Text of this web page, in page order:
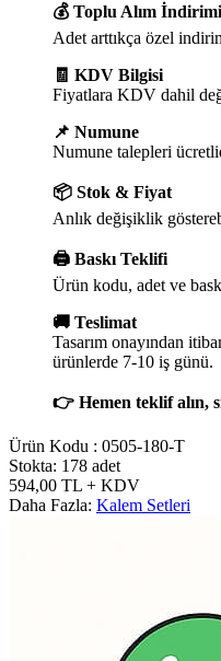
💰 Toplu Alım İndirimi
Adet arttıkça özel
🧾 KDV Bilgisi
Fiyatlara KDV dahil
📌 Numune
Numune talepleri
📦 Stok & Fiyat
Anlık değişiklik
🖨️ Baskı Teklifi
Ürün kodu, adet ve
🚚 Teslimat
Tasarım onayından
ürünlerde 7-10 iş günü.
👉 Hemen teklif alın,
Ürün Kodu : 0505-180-T
Stokta: 178 adet
594,00 TL + KDV
Daha Fazla: Kalem Setleri